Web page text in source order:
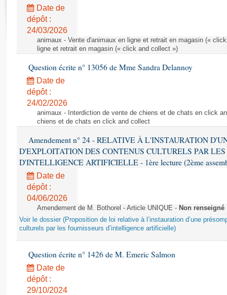
Rapports législatifs
Rapports sur l'application des lois
Baromètre de l’application des lois
Dossiers législatifs
Budget et sécurité sociale
Questions écrites et orales
Comptes rendus des débats
Date de
dépôt :
24/03/2026
animaux - Vente d'animaux en ligne et retrait en magasin («
ligne et retrait en magasin (« click and collect »)
Question écrite n° 13056 de Mme Sandra Delannoy
Date de
dépôt :
24/02/2026
animaux - Interdiction de vente de chiens et de chats en click
chiens et de chats en click and collect
Amendement n° 24 - RELATIVE À L'INSTAURATION
D'EXPLOITATION DES CONTENUS CULTURELS PAR LES
D'INTELLIGENCE ARTIFICIELLE - 1ère lecture (2ème
Date de
dépôt :
04/06/2026
Amendement de M. Bothorel - Article UNIQUE - Non renseigné
Voir le dossier (Proposition de loi relative à l’instauration d’une
culturels par les fournisseurs d’intelligence artificielle)
Question écrite n° 1426 de M. Emeric Salmon
Date de
dépôt :
29/10/2024